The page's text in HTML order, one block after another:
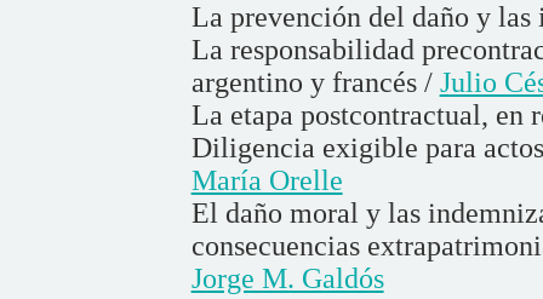
La prevención del daño y
La responsabilidad
argentino y francés / Julio
La etapa postcontractual, en
Diligencia exigible para
María Orelle
El daño moral y las
consecuencias
Jorge M. Galdós